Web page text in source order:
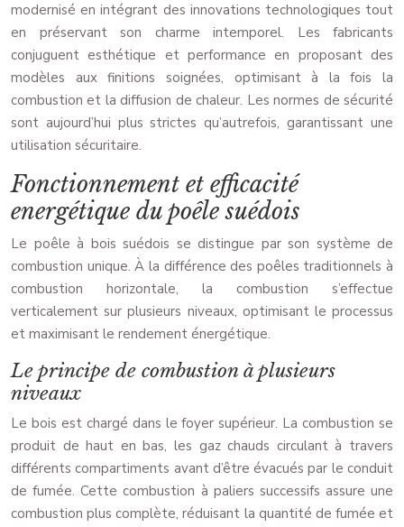
modernisé en intégrant des innovations technologiques tout
en préservant son charme intemporel. Les fabricants
conjuguent esthétique et performance en proposant des
modèles aux finitions soignées, optimisant à la fois la
combustion et la diffusion de chaleur. Les normes de sécurité
sont aujourd’hui plus strictes qu’autrefois, garantissant une
utilisation sécuritaire.
Fonctionnement et efficacité
energétique du poêle suédois
Le poêle à bois suédois se distingue par son système de
combustion unique. À la différence des poêles traditionnels à
combustion horizontale, la combustion s’effectue
verticalement sur plusieurs niveaux, optimisant le processus
et maximisant le rendement énergétique.
Le principe de combustion à plusieurs
niveaux
Le bois est chargé dans le foyer supérieur. La combustion se
produit de haut en bas, les gaz chauds circulant à travers
différents compartiments avant d’être évacués par le conduit
de fumée. Cette combustion à paliers successifs assure une
combustion plus complète, réduisant la quantité de fumée et